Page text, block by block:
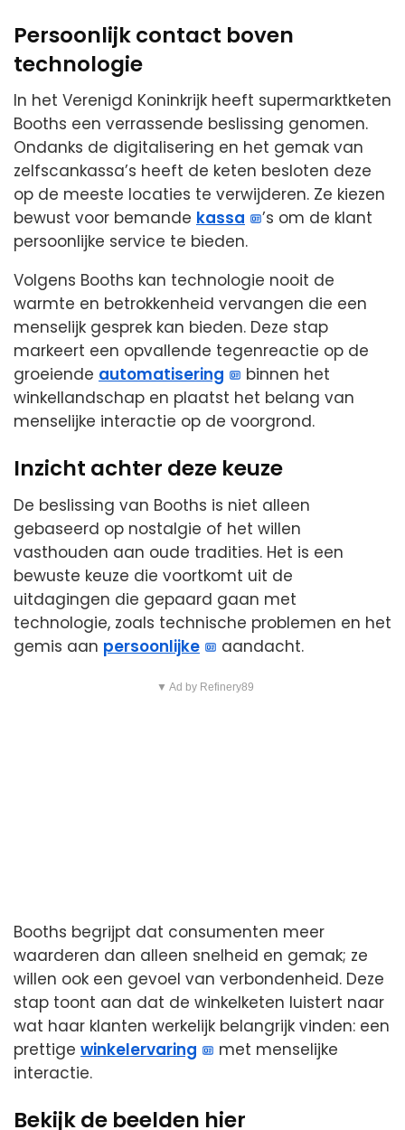
Persoonlijk contact boven
technologie
In het Verenigd Koninkrijk heeft supermarktketen
Booths een verrassende beslissing genomen.
Ondanks de digitalisering en het gemak van
zelfscankassa’s heeft de keten besloten deze
op de meeste locaties te verwijderen. Ze kiezen
bewust voor bemande kassa
’s om de klant
persoonlijke service te bieden.
Volgens Booths kan technologie nooit de
warmte en betrokkenheid vervangen die een
menselijk gesprek kan bieden. Deze stap
markeert een opvallende tegenreactie op de
groeiende automatisering
binnen het
winkellandschap en plaatst het belang van
menselijke interactie op de voorgrond.
Inzicht achter deze keuze
De beslissing van Booths is niet alleen
gebaseerd op nostalgie of het willen
vasthouden aan oude tradities. Het is een
bewuste keuze die voortkomt uit de
uitdagingen die gepaard gaan met
technologie, zoals technische problemen en het
gemis aan persoonlijke aandacht.
▼ Ad by Refinery89
Booths begrijpt dat consumenten meer
waarderen dan alleen snelheid en gemak; ze
willen ook een gevoel van verbondenheid. Deze
stap toont aan dat de winkelketen luistert naar
wat haar klanten werkelijk belangrijk vinden: een
prettige winkelervaring
met menselijke
interactie.
Bekijk de beelden hier